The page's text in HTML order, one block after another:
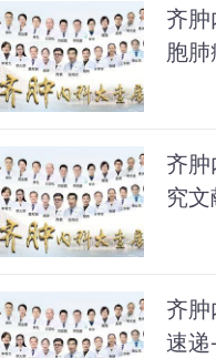
齐
胞
齐
究
齐
速